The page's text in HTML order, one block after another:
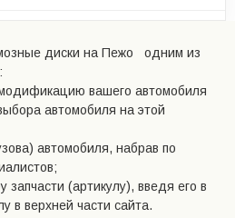
диски на Пежо одним из
вашего автомобиля
автомобиля на этой
автомобиля, набрав по
запчасти (артикулу), введя его в
в верхней части сайта.